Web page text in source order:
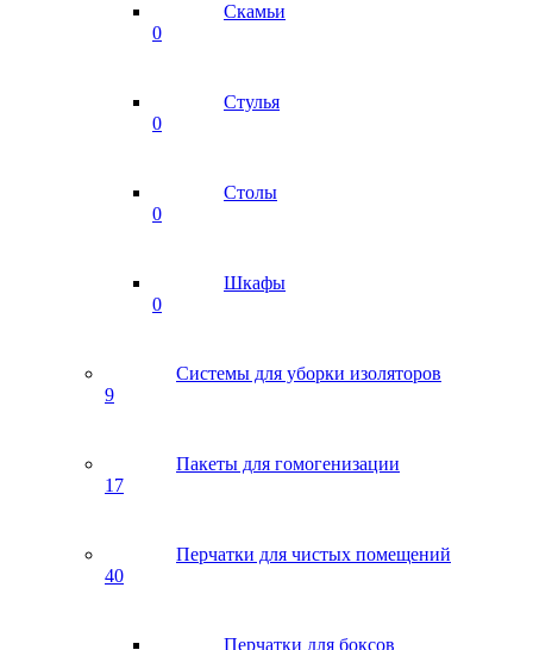
Скамьи
0
Стулья
0
Столы
0
Шкафы
0
Системы для уборки изоляторов
9
Пакеты для гомогенизации
17
Перчатки для чистых помещений
40
Перчатки для боксов